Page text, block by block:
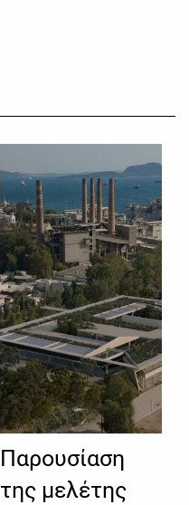
Παρουσίαση
της μελέτης